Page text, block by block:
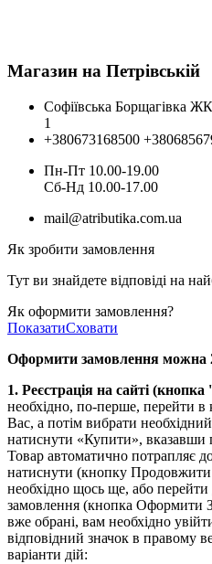
Магазин на Петрівській
Софіївська Борщагівка
1
+380673168500
Пн-Пт 10.00-19.00
Cб-Нд 10.00-17.00
mail@atributika.com.ua
Як зробити замовлення
Тут ви знайдете відповіді на
Як оформити замовлення?
ПоказатиСховати
Оформити замовлення можна
1. Реєстрація на сайті
необхідно, по-перше, перейти в
Вас, а потім вибрати
натиснути «Купити», вказавши
Товар автоматично потрапляє
натиснути (кнопку
необхідно щось ще, або
замовлення (кнопка Оформити
вже обрані, вам необхідно
відповідний значок в правому
варіанти дій: